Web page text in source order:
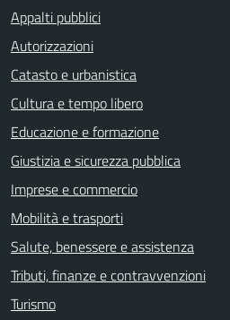
Appalti pubblici
Autorizzazioni
Catasto e urbanistica
Cultura e tempo libero
Educazione e formazione
Giustizia e sicurezza pubblica
Imprese e commercio
Mobilità e trasporti
Salute, benessere e assistenza
Tributi, finanze e contravvenzioni
Turismo